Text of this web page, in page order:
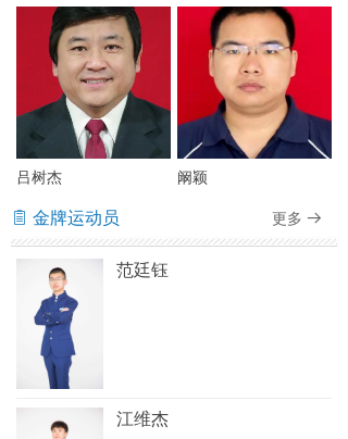
吕树杰 阚颖
ꁩ 金牌运动员 更多 뀠
范廷钰
江维杰